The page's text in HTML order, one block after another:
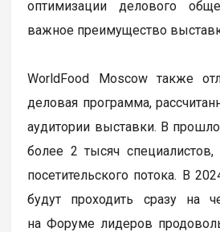
оптимизации делового
важное преимущество
WorldFood Moscow также
деловая программа,
аудитории выставки. В
более 2 тысяч специалистов,
посетительского потока. В
будут проходить сразу на
на Форуме лидеров